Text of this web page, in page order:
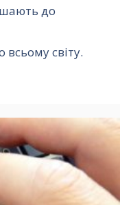
до
всьому світу.